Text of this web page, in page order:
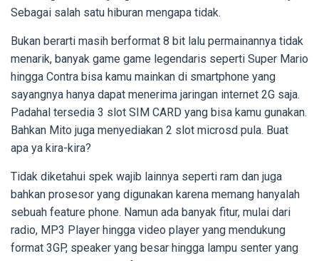
Sebagai salah satu hiburan mengapa tidak.
Bukan berarti masih berformat 8 bit lalu permainannya tidak
menarik, banyak game game legendaris seperti Super Mario
hingga Contra bisa kamu mainkan di smartphone yang
sayangnya hanya dapat menerima jaringan internet 2G saja.
Padahal tersedia 3 slot SIM CARD yang bisa kamu gunakan.
Bahkan Mito juga menyediakan 2 slot microsd pula. Buat
apa ya kira-kira?
Tidak diketahui spek wajib lainnya seperti ram dan juga
bahkan prosesor yang digunakan karena memang hanyalah
sebuah feature phone. Namun ada banyak fitur, mulai dari
radio, MP3 Player hingga video player yang mendukung
format 3GP, speaker yang besar hingga lampu senter yang